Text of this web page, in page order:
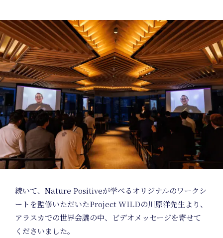
続いて、Nature Positiveが学べるオリジナルのワークシ
ートを監修いただいたProject WILDの川原洋先生より、
アラスカでの世界会議の中、ビデオメッセージを寄せて
くださいました。